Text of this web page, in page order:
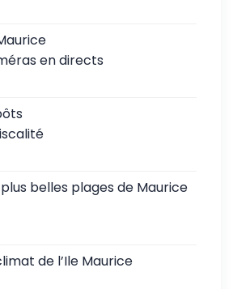
en directs
plus belles plages de Maurice
de l’Ile Maurice